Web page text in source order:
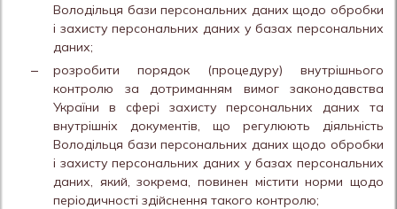
Володільця бази персональних даних щодо обробки
і захисту персональних даних у базах персональних
даних;
розробити порядок (процедуру) внутрішнього
контролю за дотриманням вимог законодавства
України в сфері захисту персональних даних та
внутрішніх документів, що регулюють діяльність
Володільця бази персональних даних щодо обробки
і захисту персональних даних у базах персональних
даних, який, зокрема, повинен містити норми щодо
періодичності здійснення такого контролю;